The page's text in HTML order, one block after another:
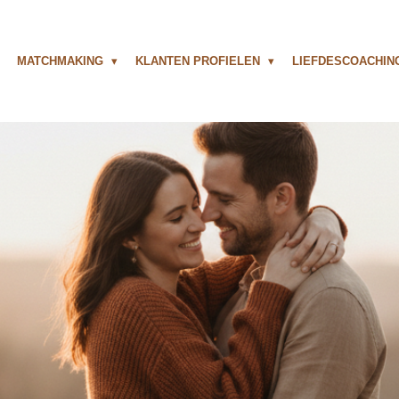
MATCHMAKING KLANTEN PROFIELEN